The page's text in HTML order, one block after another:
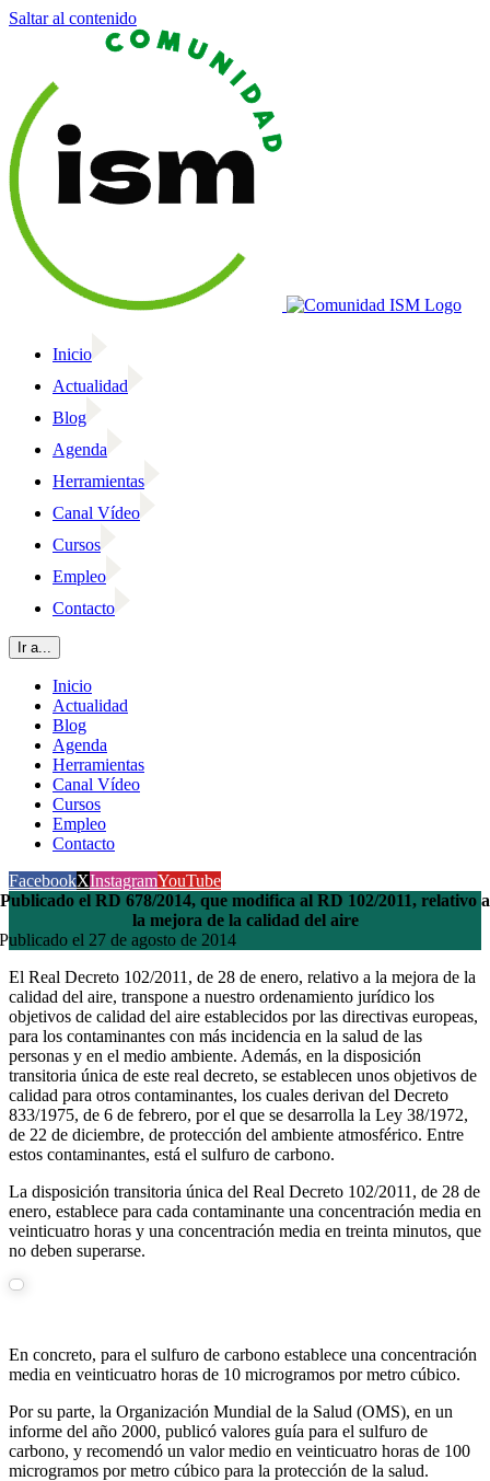
Saltar al contenido
Inicio
Actualidad
Blog
Agenda
Herramientas
Canal Vídeo
Cursos
Empleo
Contacto
Ir a...
Inicio
Actualidad
Blog
Agenda
Herramientas
Canal Vídeo
Cursos
Empleo
Contacto
FacebookXInstagramYouTube
Publicado el RD 678/2014, que modifica al RD 102/2011, relativo a
la mejora de la calidad del aire
Publicado el 27 de agosto de 2014
El Real Decreto 102/2011, de 28 de enero, relativo a la mejora de la
calidad del aire, transpone a nuestro ordenamiento jurídico los
objetivos de calidad del aire establecidos por las directivas europeas,
para los contaminantes con más incidencia en la salud de las
personas y en el medio ambiente. Además, en la disposición
transitoria única de este real decreto, se establecen unos objetivos de
calidad para otros contaminantes, los cuales derivan del Decreto
833/1975, de 6 de febrero, por el que se desarrolla la Ley 38/1972,
de 22 de diciembre, de protección del ambiente atmosférico. Entre
estos contaminantes, está el sulfuro de carbono.
La disposición transitoria única del Real Decreto 102/2011, de 28 de
enero, establece para cada contaminante una concentración media en
veinticuatro horas y una concentración media en treinta minutos, que
no deben superarse.
En concreto, para el sulfuro de carbono establece una concentración
media en veinticuatro horas de 10 microgramos por metro cúbico.
Por su parte, la Organización Mundial de la Salud (OMS), en un
informe del año 2000, publicó valores guía para el sulfuro de
carbono, y recomendó un valor medio en veinticuatro horas de 100
microgramos por metro cúbico para la protección de la salud.